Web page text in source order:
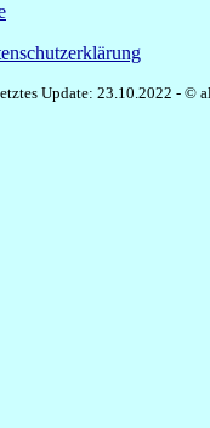
Update: 23.10.2022 - ©